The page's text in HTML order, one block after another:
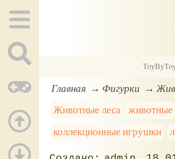
Главная Фигурки
Животные леса
животные
коллекционные игрушки